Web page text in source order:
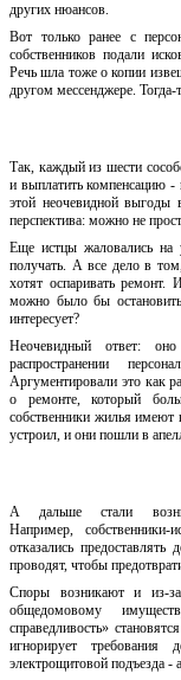
других нюансов.
Вот только ранее с
собственников подали
Речь шла тоже о копии
другом мессенджере. Тогда-
Так, каждый из шести
и выплатить компенсацию
этой неочевидной выгоды
перспектива: можно не
Еще истцы жаловались на
получать. А все дело в
хотят оспаривать ремонт.
можно было бы
интересует?
Неочевидный ответ:
распространении
Аргументировали это как
о ремонте, который
собственники жилья имеют
устроил, и они пошли в
А дальше стали
Например,
собственники-и
отказались
проводят, чтобы
Споры возникают и из-
общедомовому
справедливость»
игнорирует требования
электрощитовой подъезда - а